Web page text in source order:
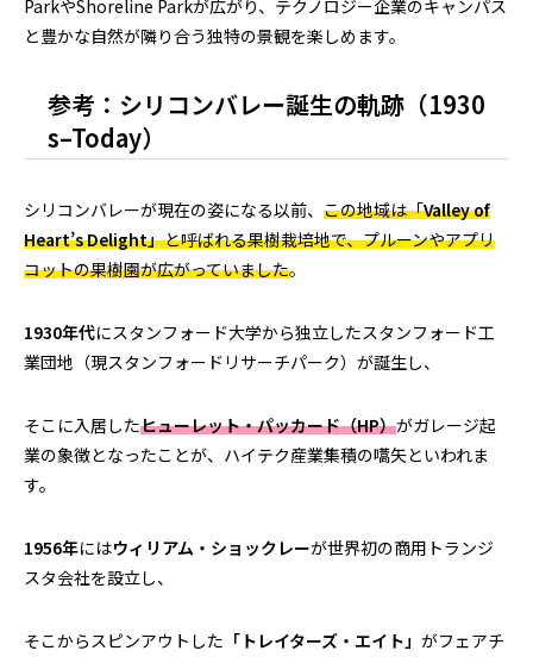
ParkやShoreline Parkが広がり、テクノロジー企業のキャンパス
と豊かな自然が隣り合う独特の景観を楽しめます。
参考：シリコンバレー誕生の軌跡（1930
s–Today）
シリコンバレーが現在の姿になる以前、 この地域は「Valley of
Heart’s Delight」と呼ばれる果樹栽培地で、プルーンやアプリ
コットの果樹園が広がっていました。
1930年代にスタンフォード大学から独立したスタンフォード工
業団地（現スタンフォードリサーチパーク）が誕生し、
そこに入居したヒューレット・パッカード（HP）がガレージ起
業の象徴となったことが、ハイテク産業集積の嚆矢といわれま
す。
1956年にはウィリアム・ショックレーが世界初の商用トランジ
スタ会社を設立し、
そこからスピンアウトした 「トレイターズ・エイト」 がフェアチ